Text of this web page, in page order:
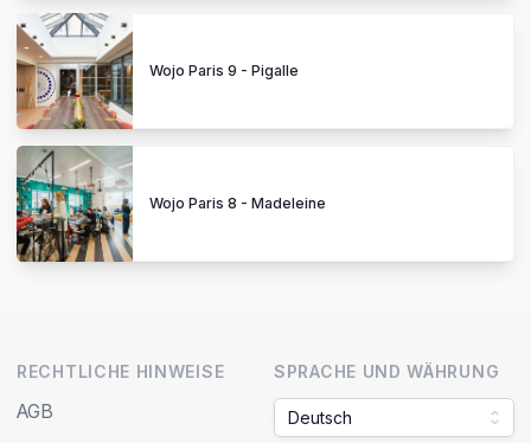
Wojo Paris 9 - Pigalle
Wojo Paris 8 - Madeleine
RECHTLICHE HINWEISE
AGB
SPRACHE UND WÄHRUNG
Deutsch